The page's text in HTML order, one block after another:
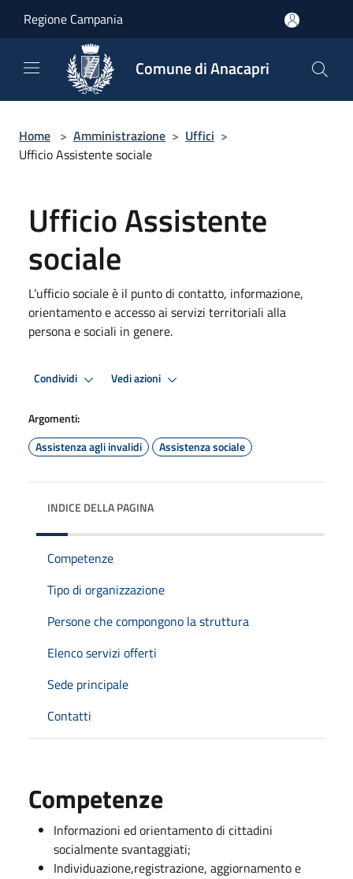
Regione Campania
Comune di Anacapri
Home > Amministrazione > Uffici >
Ufficio Assistente sociale
Ufficio Assistente
sociale
L’ufficio sociale è il punto di contatto, informazione,
orientamento e accesso ai servizi territoriali alla
persona e sociali in genere.
Condividi Vedi azioni
Argomenti:
Assistenza agli invalidi
Assistenza sociale
INDICE DELLA PAGINA
Competenze
Tipo di organizzazione
Persone che compongono la struttura
Elenco servizi offerti
Sede principale
Contatti
Competenze
Informazioni ed orientamento di cittadini
socialmente svantaggiati;
Individuazione,registrazione, aggiornamento e